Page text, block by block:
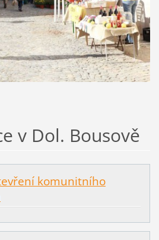
v Dol. Bousově
komunitního